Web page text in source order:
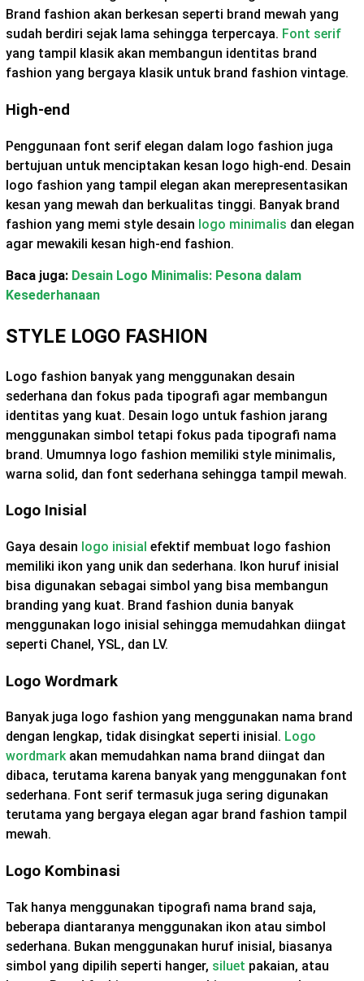
Brand fashion akan berkesan seperti brand mewah yang
sudah berdiri sejak lama sehingga terpercaya. Font serif
yang tampil klasik akan membangun identitas brand
fashion yang bergaya klasik untuk brand fashion vintage.
High-end
Penggunaan font serif elegan dalam logo fashion juga
bertujuan untuk menciptakan kesan logo high-end. Desain
logo fashion yang tampil elegan akan merepresentasikan
kesan yang mewah dan berkualitas tinggi. Banyak brand
fashion yang memi style desain logo minimalis dan elegan
agar mewakili kesan high-end fashion.
Baca juga: Desain Logo Minimalis: Pesona dalam
Kesederhanaan
STYLE LOGO FASHION
Logo fashion banyak yang menggunakan desain
sederhana dan fokus pada tipografi agar membangun
identitas yang kuat. Desain logo untuk fashion jarang
menggunakan simbol tetapi fokus pada tipografi nama
brand. Umumnya logo fashion memiliki style minimalis,
warna solid, dan font sederhana sehingga tampil mewah.
Logo Inisial
Gaya desain logo inisial efektif membuat logo fashion
memiliki ikon yang unik dan sederhana. Ikon huruf inisial
bisa digunakan sebagai simbol yang bisa membangun
branding yang kuat. Brand fashion dunia banyak
menggunakan logo inisial sehingga memudahkan diingat
seperti Chanel, YSL, dan LV.
Logo Wordmark
Banyak juga logo fashion yang menggunakan nama brand
dengan lengkap, tidak disingkat seperti inisial. Logo
wordmarkakan memudahkan nama brand diingat dan
dibaca, terutama karena banyak yang menggunakan font
sederhana. Font serif termasuk juga sering digunakan
terutama yang bergaya elegan agar brand fashion tampil
mewah.
Logo Kombinasi
Tak hanya menggunakan tipografi nama brand saja,
beberapa diantaranya menggunakan ikon atau simbol
sederhana. Bukan menggunakan huruf inisial, biasanya
simbol yang dipilih seperti hanger, siluet pakaian, atau